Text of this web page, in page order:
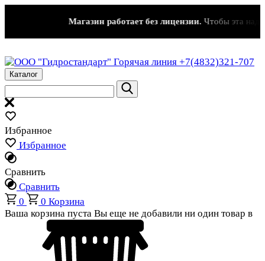
Магазин работает без лицензии.Чтобы эта
Горячая линия +7(4832)321-707
Каталог
Избранное
Избранное
Сравнить
Сравнить
0
0 Корзина
Ваша корзина пуста Вы еще не добавили ни один товар в